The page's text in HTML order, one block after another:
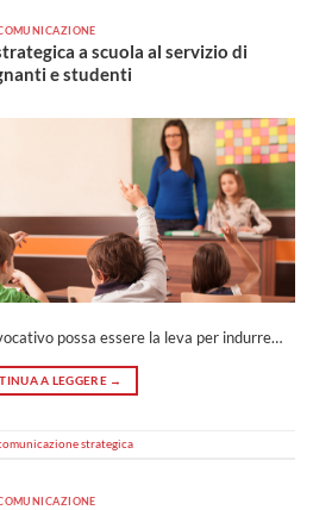
a scuola al servizio di
e studenti
possa essere la leva per indurre…
A LEGGERE →
strategica